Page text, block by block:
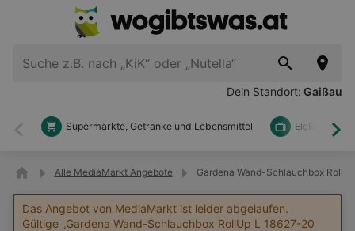
Dein Standort: Gaißau
Zurück
Supermärkte, Getränke und Lebensmittel Elektronik
Alle MediaMarkt Angebote Gardena Wand-Schlauchbox
Das Angebot von MediaMarkt ist leider abgelaufen.
Gültige „Gardena Wand-Schlauchbox RollUp L 18627-20